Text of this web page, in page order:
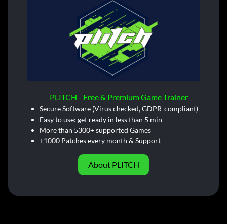
PLITCH - Free & Premium Game Trainer
Secure Software (Virus checked, GDPR-compliant)
Easy to use: get ready in less than 5 min
More than 5300+ supported Games
+1000 Patches every month & Support
About PLITCH